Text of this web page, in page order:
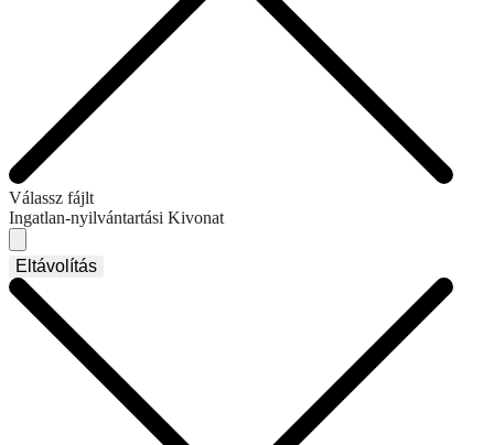
Válassz fájlt
Ingatlan-nyilvántartási Kivonat
Eltávolítás